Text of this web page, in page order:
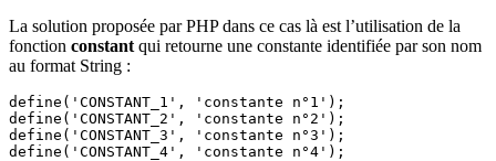
La solution proposée par PHP dans ce cas là est l’utilisation de la
fonction constant qui retourne une constante identifiée par son nom
au format String :
define('CONSTANT_1', 'constante n°1');
define('CONSTANT_2', 'constante n°2');
define('CONSTANT_3', 'constante n°3');
define('CONSTANT_4', 'constante n°4');